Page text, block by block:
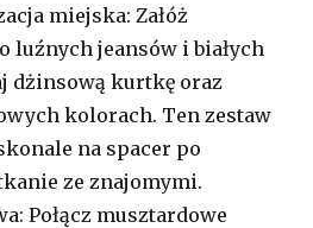
miejska: Załóż
luźnych jeansów i białych
dżinsową kurtkę oraz
kolorach. Ten zestaw
na spacer po
ze znajomymi.
Połącz musztardowe